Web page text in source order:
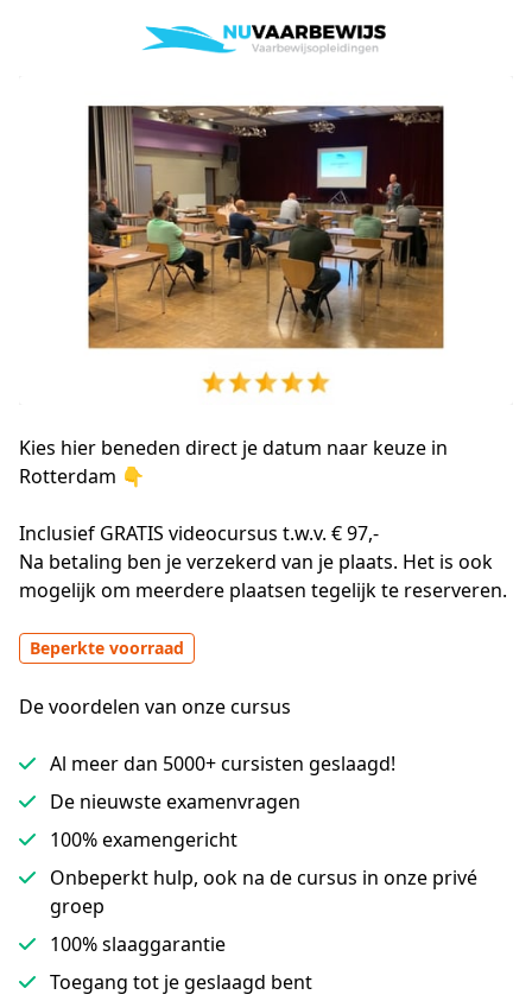
Kies hier beneden direct je datum naar keuze in
Rotterdam 👇
Inclusief GRATIS videocursus t.w.v. € 97,-
Na betaling ben je verzekerd van je plaats. Het is ook
mogelijk om meerdere plaatsen tegelijk te reserveren.
Beperkte voorraad
De voordelen van onze cursus
Al meer dan 5000+ cursisten geslaagd!
De nieuwste examenvragen
100% examengericht
Onbeperkt hulp, ook na de cursus in onze privé
groep
100% slaaggarantie
Toegang tot je geslaagd bent